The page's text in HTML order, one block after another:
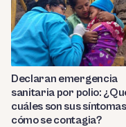
Declaran emergencia
sanitaria por polio:
cuáles son sus
cómo se contagia?